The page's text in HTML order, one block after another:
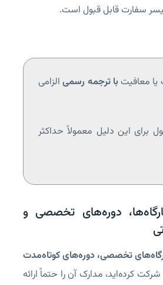
سفارت قابل قبول است.
یا معافیتبا ترجمه رسمیالزامی
برای این دلیل معمولاً حداکثر
دوره‌های تخصصی و
تخصصی، دوره‌های کوتاه‌مدت
شرکت کرده‌اید، مدارک آن را حتماً ارائه